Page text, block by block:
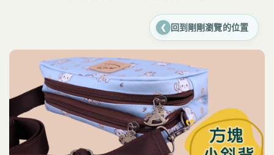
❮ 回到剛剛瀏覽的位置